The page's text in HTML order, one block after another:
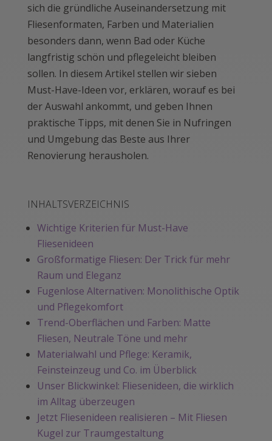
sich die gründliche Auseinandersetzung mit
Fliesenformaten, Farben und Materialien
besonders dann, wenn Bad oder Küche
langfristig schön und pflegeleicht bleiben
sollen. In diesem Artikel stellen wir sieben
Must-Have-Ideen vor, erklären, worauf es bei
der Auswahl ankommt, und geben Ihnen
praktische Tipps, mit denen Sie in Nufringen
und Umgebung das Beste aus Ihrer
Renovierung herausholen.
INHALTSVERZEICHNIS
Wichtige Kriterien für Must-Have
Fliesenideen
Großformatige Fliesen: Der Trick für mehr
Raum und Eleganz
Fugenlose Alternativen: Monolithische Optik
und Pflegekomfort
Trend-Oberflächen und Farben: Matte
Fliesen, Neutrale Töne und mehr
Materialwahl und Pflege: Keramik,
Feinsteinzeug und Co. im Überblick
Unser Blickwinkel: Fliesenideen, die wirklich
im Alltag überzeugen
Jetzt Fliesenideen realisieren – Mit Fliesen
Kugel zur Traumgestaltung